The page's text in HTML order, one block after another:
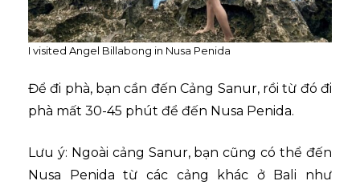
I visited Angel Billabong in Nusa Penida
Để đi phà, bạn cần đến Cảng Sanur, rồi từ đó đi
phà mất 30-45 phút để đến Nusa Penida.
Lưu ý: Ngoài cảng Sanur, bạn cũng có thể đến
Nusa Penida từ các cảng khác ở Bali như